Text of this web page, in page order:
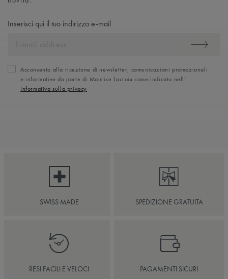
Inserisci qui il tuo indirizzo e-mail
Acconsento alla ricezione di newsletter, comunicazioni promozionali
e informative da parte di Maurice Lacroix come indicato nell’
Informativa sulla privacy
SWISS MADE SPEDIZIONE GRATUITA
RESI FACILI E VELOCI PAGAMENTI SICURI